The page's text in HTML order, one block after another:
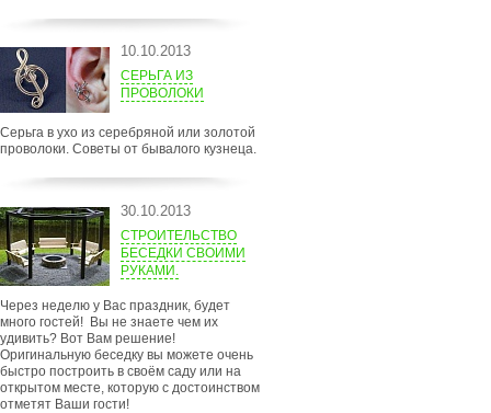
10.10.2013
СЕРЬГА ИЗ
ПРОВОЛОКИ
Серьга в ухо из серебряной или золотой
проволоки. Советы от бывалого кузнеца.
30.10.2013
СТРОИТЕЛЬСТВО
БЕСЕДКИ СВОИМИ
РУКАМИ.
Через неделю у Вас праздник, будет
много гостей! Вы не знаете чем их
удивить? Вот Вам решение!
Оригинальную беседку вы можете очень
быстро построить в своём саду или на
открытом месте, которую с достоинством
отметят Ваши гости!